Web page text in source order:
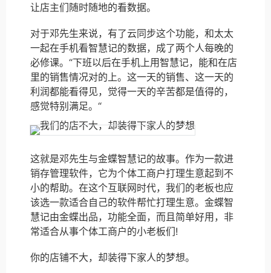
让店主们随时随地的看数据。
对于邓先生来说，有了云同步这个功能，和太太
一起在手机看智慧记的数据，成了两个人每晚的
必修课。“下班以后在手机上用智慧记，能和在店
里的销售情况对的上。这一天的销售、这一天的
利润都能看得见，觉得一天的辛苦都是值得的，
感觉特别满足。“
这就是邓先生与金蝶智慧记的故事。作为一款进
销存管理软件，它为个体工商户打理生意起到不
小的帮助。在这个互联网时代，我们的老板也应
该选一款适合自己的软件帮忙打理生意。金蝶智
慧记由金蝶出品，功能全面，而且简单好用，非
常适合从事个体工商户的小老板们!
你的店铺不大，却装得下家人的梦想。